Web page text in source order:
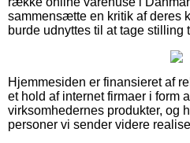
sammensætte en kritik af deres
burde udnyttes til at tage stilling
Hjemmesiden er finansieret af
et hold af internet firmaer i form
virksomhedernes produkter, og
personer vi sender videre